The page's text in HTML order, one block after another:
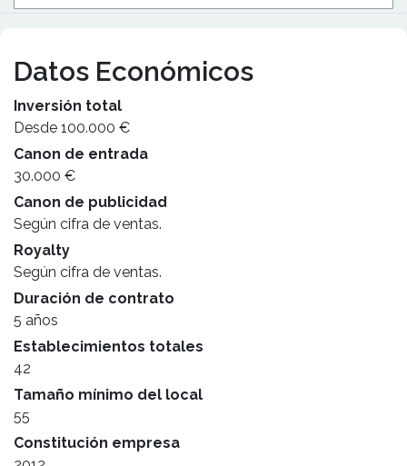
Datos Económicos
Inversión total
Desde 100.000 €
Canon de entrada
30.000 €
Canon de publicidad
Según cifra de ventas.
Royalty
Según cifra de ventas.
Duración de contrato
5 años
Establecimientos totales
42
Tamaño mínimo del local
55
Constitución empresa